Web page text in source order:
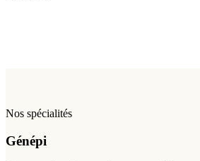
Nos spécialités
Génépi